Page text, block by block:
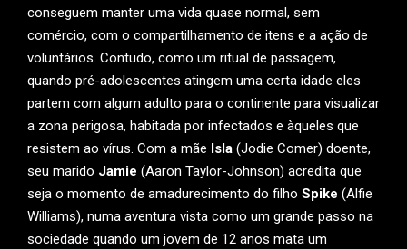
conseguem manter uma vida quase normal, sem
comércio, com o compartilhamento de itens e a ação de
voluntários. Contudo, como um ritual de passagem,
quando pré-adolescentes atingem uma certa idade eles
partem com algum adulto para o continente para visualizar
a zona perigosa, habitada por infectados e àqueles que
resistem ao vírus. Com a mãe Isla (Jodie Comer) doente,
seu marido Jamie (Aaron Taylor-Johnson) acredita que
seja o momento de amadurecimento do filho Spike (Alfie
Williams), numa aventura vista como um grande passo na
sociedade quando um jovem de 12 anos mata um